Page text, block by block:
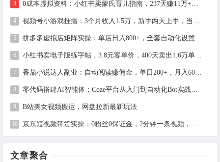
0成本虚拟资料：小红书卖蒙氏育儿指南，237天赚11万+（附全流程操作）
视频号小游戏挂播：3个月收入1.5万，新手两天上手，当天见收益
拼多多虚拟店矩阵实操：单店日入800+，全套自动化设置教学
小红书卖电子版练字帖，3.8元客单价，400天卖出1.6万单的全流程拆解
番茄小说达人副业：自动阅读赚佣金，单日200+，月入6000-15000
零代码搭建AI智能体：Coze平台从入门到自动化Bot实战全攻略
B站美女视频搬运，网盘拉新最新玩法
京东短视频带货实操：0粉丝0保证金，2分钟一条视频，新手日赚1千+
文章聚合